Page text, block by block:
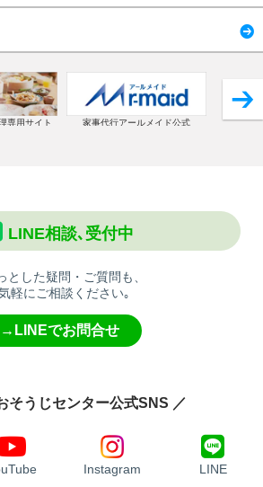
専用サイト 家事代行アールメイド公式 コ
LINE相談､受付中
とした疑問・ご質問も、
軽にご相談ください｡
→LINEでお問合せ
そうじセンター公式SNS ／
Instagram LINE